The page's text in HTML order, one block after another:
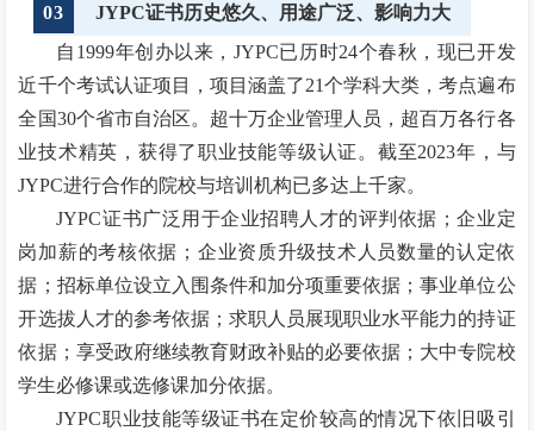
03
JYPC证书历史悠久、用途广泛、影响力大
自1999年创办以来，JYPC已历时24个春秋，现已开发
近千个考试认证项目，项目涵盖了21个学科大类，考点遍布
全国30个省市自治区。超十万企业管理人员，超百万各行各
业技术精英，获得了职业技能等级认证。截至2023年，与
JYPC进行合作的院校与培训机构已多达上千家。
JYPC证书广泛用于企业招聘人才的评判依据；企业定
岗加薪的考核依据；企业资质升级技术人员数量的认定依
据；招标单位设立入围条件和加分项重要依据；事业单位公
开选拔人才的参考依据；求职人员展现职业水平能力的持证
依据；享受政府继续教育财政补贴的必要依据；大中专院校
学生必修课或选修课加分依据。
JYPC职业技能等级证书在定价较高的情况下依旧吸引